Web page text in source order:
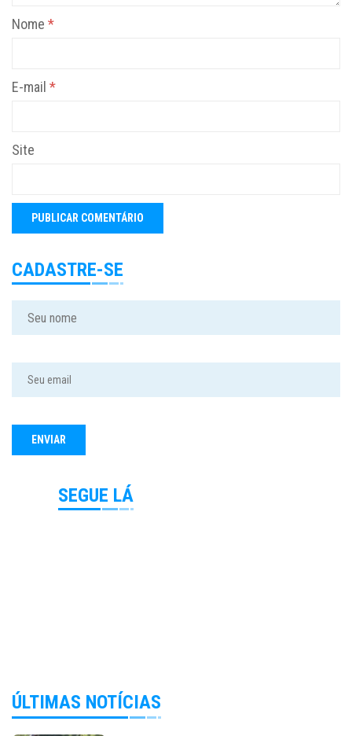
Nome *
E-mail *
Site
CADASTRE-SE
SEGUE LÁ
ÚLTIMAS NOTÍCIAS